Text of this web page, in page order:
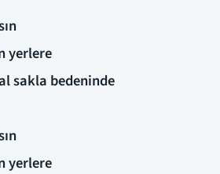
yerlere
sakla bedeninde
yerlere